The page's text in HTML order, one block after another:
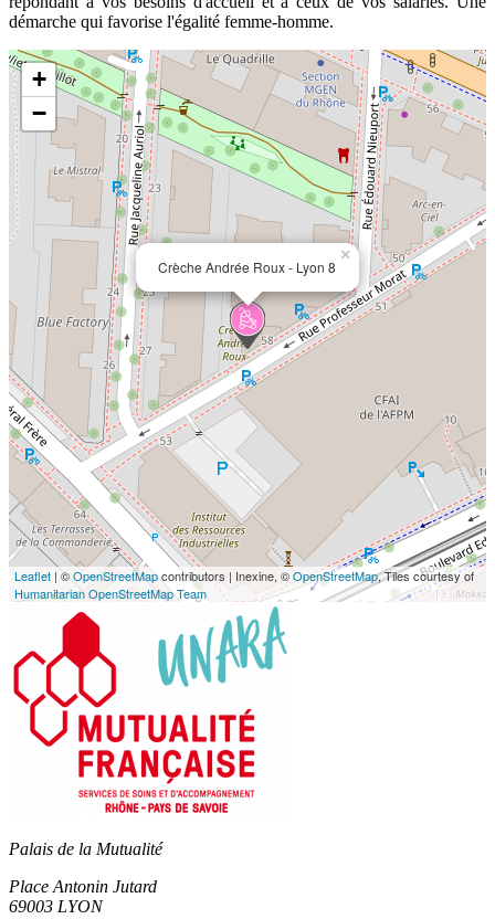
démarche qui favorise l'égalité femme-homme.
Crèche Andrée Roux - Lyon 8
×
+
−
Leaflet | ©OpenStreetMapcontributors | Inexine, ©OpenStreetMap, Tiles courtesy of
Humanitarian OpenStreetMap Team
Palais de la Mutualité
Place Antonin Jutard
69003 LYON